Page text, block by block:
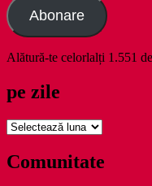
Abonare
Alătură-te celorlalți 1.551
pe zile
pe
Comunitate